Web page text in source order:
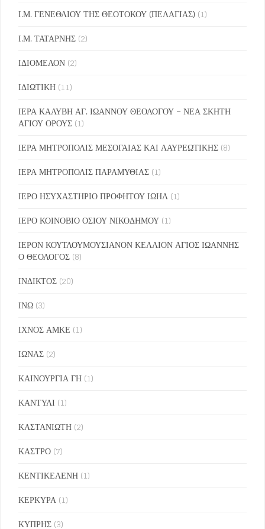
Ι.Μ. ΓΕΝΕΘΛΙΟΥ ΤΗΣ ΘΕΟΤΟΚΟΥ (ΠΕΛΑΓΙΑΣ) (1)
Ι.Μ. ΤΑΤΑΡΝΗΣ (2)
ΙΔΙΟΜΕΛΟΝ (2)
ΙΔΙΩΤΙΚΗ (11)
ΙΕΡΑ ΚΑΛΥΒΗ ΑΓ. ΙΩΑΝΝΟΥ ΘΕΟΛΟΓΟΥ – ΝΕΑ ΣΚΗΤΗ
ΑΓΙΟΥ ΟΡΟΥΣ (1)
ΙΕΡΑ ΜΗΤΡΟΠΟΛΙΣ ΜΕΣΟΓΑΙΑΣ ΚΑΙ ΛΑΥΡΕΩΤΙΚΗΣ (8)
ΙΕΡΑ ΜΗΤΡΟΠΟΛΙΣ ΠΑΡΑΜΥΘΙΑΣ (1)
ΙΕΡΟ ΗΣΥΧΑΣΤΗΡΙΟ ΠΡΟΦΗΤΟΥ ΙΩΗΛ (1)
ΙΕΡΟ ΚΟΙΝΟΒΙΟ ΟΣΙΟΥ ΝΙΚΟΔΗΜΟΥ (1)
ΙΕΡΟΝ ΚΟΥΤΛΟΥΜΟΥΣΙΑΝΟΝ ΚΕΛΛΙΟΝ ΑΓΙΟΣ ΙΩΑΝΝΗΣ
Ο ΘΕΟΛΟΓΟΣ (8)
ΙΝΔΙΚΤΟΣ (20)
ΙΝΩ (3)
ΙΧΝΟΣ ΑΜΚΕ (1)
ΙΩΝΑΣ (2)
ΚΑΙΝΟΥΡΓΙΑ ΓΗ (1)
ΚΑΝΤΥΛΙ (1)
ΚΑΣΤΑΝΙΩΤΗ (2)
ΚΑΣΤΡΟ (7)
ΚΕΝΤΙΚΕΛΕΝΗ (1)
ΚΕΡΚΥΡΑ (1)
ΚΥΠΡΗΣ (3)